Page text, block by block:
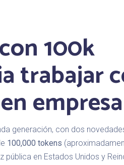
100k
trabajar
empresa
generación, con dos
100,000 tokens
en Estados Unidos y